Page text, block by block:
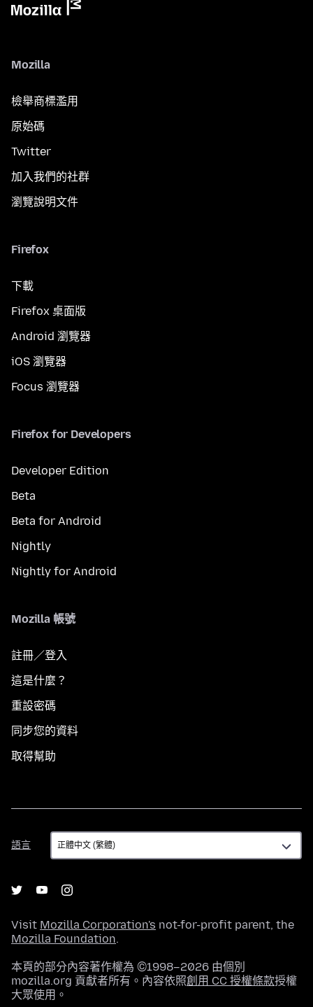
Mozilla
檢舉商標濫用
原始碼
Twitter
加入我們的社群
瀏覽說明文件
Firefox
下載
Firefox 桌面版
Android 瀏覽器
iOS 瀏覽器
Focus 瀏覽器
Firefox for Developers
Developer Edition
Beta
Beta for Android
Nightly
Nightly for Android
Mozilla 帳號
註冊／登入
這是什麼？
重設密碼
同步您的資料
取得幫助
語言
語
言
Visit Mozilla Corporation's not-for-profit parent, the
Mozilla Foundation.
本頁的部分內容著作權為 ©1998–2026 由個別
mozilla.org 貢獻者所有。內容依照創用 CC 授權條款授權
大眾使用。